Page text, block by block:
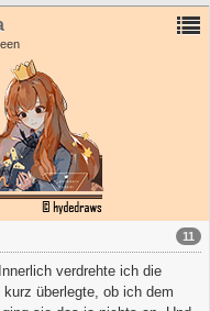
11
verdrehte ich die
überlegte, ob ich dem